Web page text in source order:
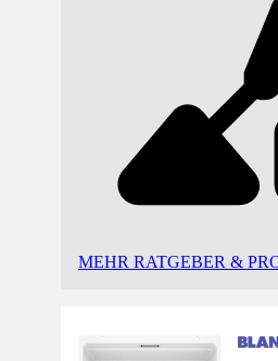
MEHR RATGEBER &